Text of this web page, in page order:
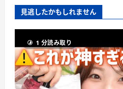
見逃したかもしれません
1 分読み取り